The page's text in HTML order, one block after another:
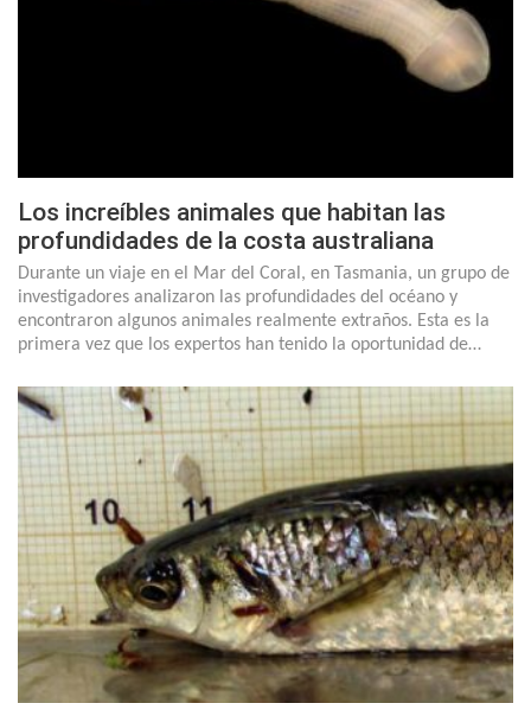
Los increíbles animales que habitan las
profundidades de la costa australiana
Durante un viaje en el Mar del Coral, en Tasmania, un grupo de
investigadores analizaron las profundidades del océano y
encontraron algunos animales realmente extraños. Esta es la
primera vez que los expertos han tenido la oportunidad de…